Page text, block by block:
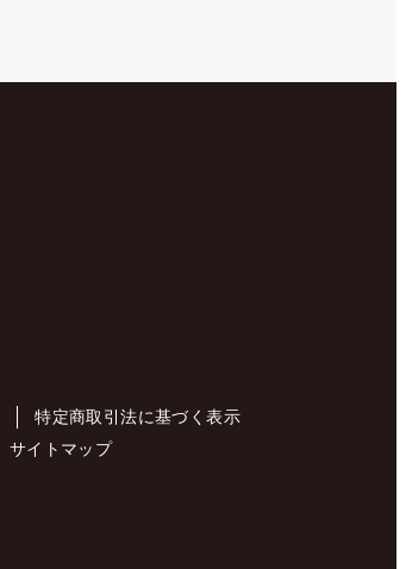
特定商取引法に基づく表示
サイトマップ